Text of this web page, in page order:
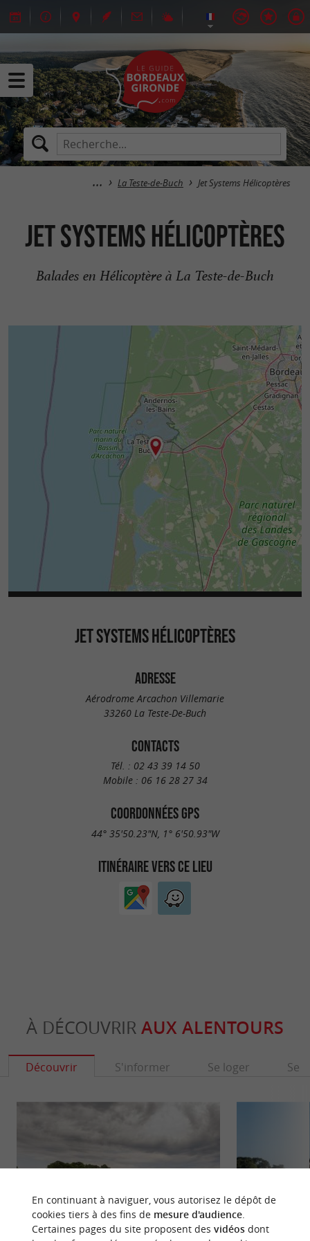
La Teste-de-Buch Jet Systems Hélicoptères
Jet Systems Hélicoptères
Balades en Hélicoptère à La Teste-de-Buch
JET SYSTEMS HÉLICOPTÈRES
ADRESSE
Aérodrome Arcachon Villemarie
33260 La Teste-De-Buch
CONTACTS
Tél. : 02 43 39 14 50
Mobile : 06 16 28 27 34
COORDONNÉES GPS
44° 35'50.23"N, 1° 6'50.93"W
ITINÉRAIRE VERS CE LIEU
À DÉCOUVRIR AUX ALENTOURS
Découvrir S'informer Se loger Se
En continuant à naviguer, vous autorisez le dépôt de
cookies tiers à des fins de mesure d'audience.
Certaines pages du site proposent des vidéosdont